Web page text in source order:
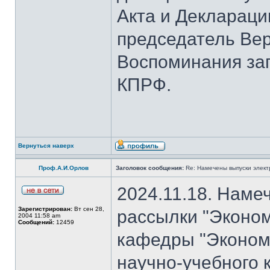
Акта и
председатель
Воспоминания
КПРФ.
Вернуться наверх
Проф.А.И.Орлов Заголовок сообщения: Re: Намечены выпуски
Зарегистрирован: Вт сен 28,
2004 11:58 am
Сообщений: 12459
2024.11.18.
рассылки
кафедры
научно-